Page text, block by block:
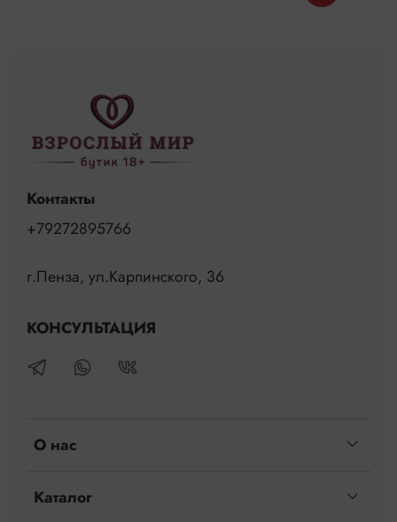
О нас
Каталог
Контакты
+79272895766
г.Пенза, ул.Карпинского, 36
КОНСУЛЬТАЦИЯ